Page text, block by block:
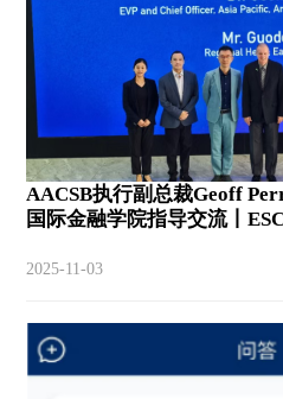
AACSB执行副总裁Geoff
国际金融学院指导交流丨ESC
2025-11-03